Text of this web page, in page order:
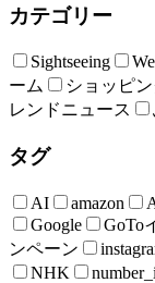
カテゴリー
Sightseeing
ーム
ショッピ
レンドニュース
タグ
AI amazon
Google
GoTo
ンペーン
NHK
number_i